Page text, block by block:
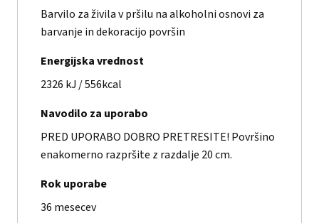
Barvilo za živila v pršilu na alkoholni osnovi za
barvanje in dekoracijo površin
Energijska vrednost
2326 kJ / 556kcal
Navodilo za uporabo
PRED UPORABO DOBRO PRETRESITE! Površino
enakomerno razpršite z razdalje 20 cm.
Rok uporabe
36 mesecev